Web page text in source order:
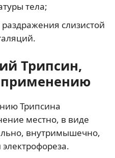
тела;
слизистой
Трипсин,
применению
Трипсина
местно, в виде
внутримышечно,